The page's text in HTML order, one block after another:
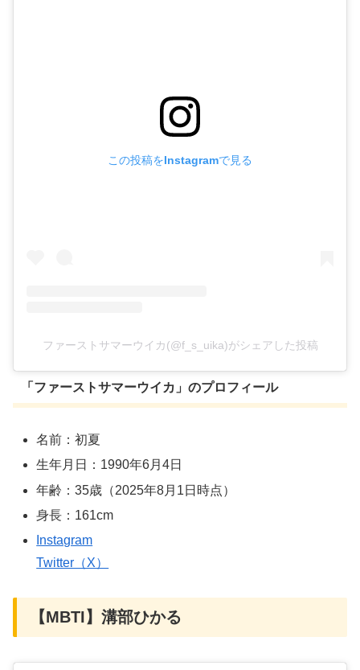
この投稿をInstagramで見る
ファーストサマーウイカ(@f_s_uika)がシェアした投稿
「 ファーストサマーウイカ 」のプロフィール
名前：初夏
生年月日：1990年6月4日
年齢：35歳（2025年8月1日時点）
身長：161cm
Instagram
Twitter（X）
【MBTI】溝部ひかる